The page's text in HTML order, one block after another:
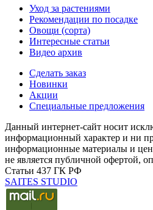
Уход за растениями
Рекомендации по посадке
Овощи (сорта)
Интересные статьи
Видео архив
Сделать заказ
Новинки
Акции
Специальные предложения
Данный интернет-сайт носит
информационный характер и ни
информационные материалы и
не является публичной офертой,
Статьи 437 ГК РФ
SAITES STUDIO